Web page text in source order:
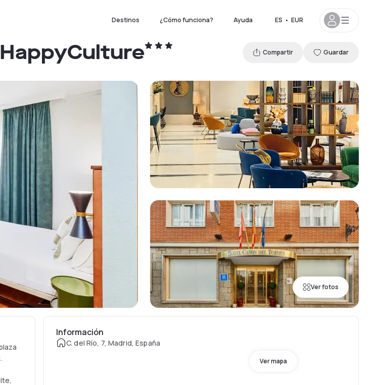
Destinos ¿Cómo funciona? Ayuda ES • EUR
Ver fotos
Compartir Guardar
Información
C. del Río, 7, Madrid, España
Ver mapa